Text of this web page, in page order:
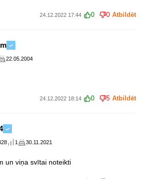
24.12.2022 17:44 0 0 Atbildēt
22.05.2004
24.12.2022 18:14 0 5 Atbildēt
1 30.11.2021
un viņa svītai noteikti